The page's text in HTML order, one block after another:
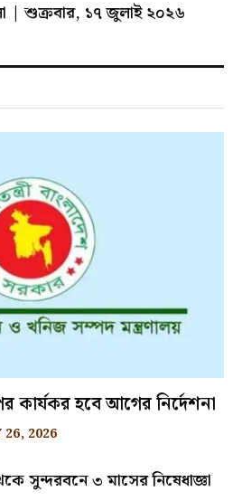
| শুক্রবার, ১৭ জুলাই ২০২৬
কার্যকর হবে আগের নির্দেশনা
26, 2026
সুন্দরবনে ৩ মাসের নিষেধাজ্ঞা